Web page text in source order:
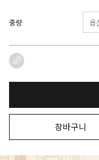
중량
장바구니